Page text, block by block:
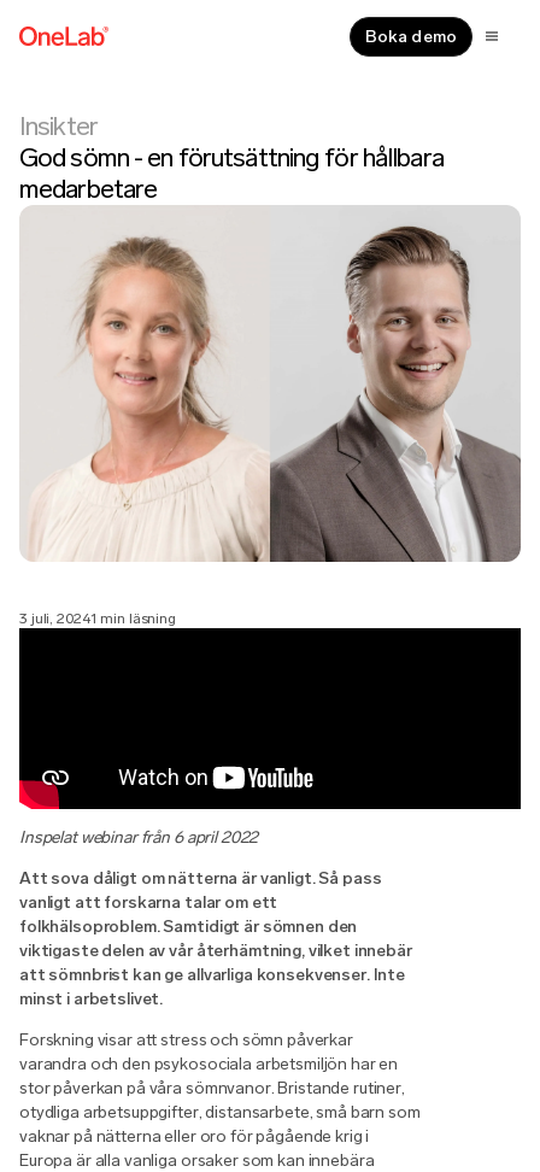
Boka demo
Insikter
God sömn - en förutsättning för hållbara
medarbetare
3 juli, 20241 min läsning
Inspelat webinar från 6 april 2022
Att sova dåligt om nätterna är vanligt. Så pass
vanligt att forskarna talar om ett
folkhälsoproblem. Samtidigt är sömnen den
viktigaste delen av vår återhämtning, vilket innebär
att sömnbrist kan ge allvarliga konsekvenser. Inte
minst i arbetslivet.
Forskning visar att stress och sömn påverkar
varandra och den psykosociala arbetsmiljön har en
stor påverkan på våra sömnvanor. Bristande rutiner,
otydliga arbetsuppgifter, distansarbete, små barn som
vaknar på nätterna eller oro för pågående krig i
Europa är alla vanliga orsaker som kan innebära